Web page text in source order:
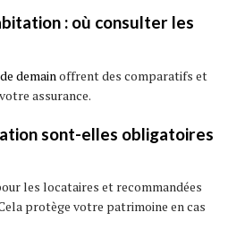
: où consulter les
demainoffrent des comparatifs et
assurance.
sont-elles obligatoires
les locataires et recommandées
protège votre patrimoine en cas